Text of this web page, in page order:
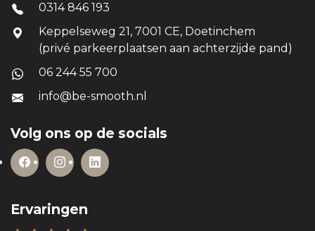
0314 846 193
Keppelseweg 21, 7001 CE, Doetinchem
(privé parkeerplaatsen aan achterzijde pand)
06 244 55 700
info@be-smooth.nl
Volg ons op de socials
Ervaringen